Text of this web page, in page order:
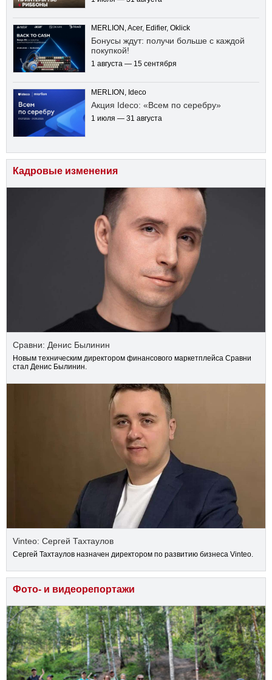
MERLION, Acer, Edifier, Oklick
Бонусы ждут: получи больше с каждой
покупкой!
1 августа — 15 сентября
MERLION, Ideco
Акция Ideco: «Всем по серебру»
1 июля — 31 августа
Кадровые изменения
Сравни: Денис Былинин
Новым техническим директором финансового маркетплейса Сравни
стал Денис Былинин.
Vinteo: Сергей Тахтаулов
Сергей Тахтаулов назначен директором по развитию бизнеса Vinteo.
Фото- и видеорепортажи